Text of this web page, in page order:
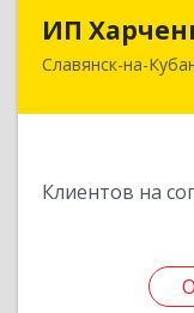
ИП
Славянск-на-
Клиентов на
ИП
353 579,